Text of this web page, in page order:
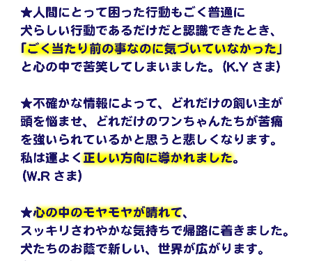
犬たちからのメッセージ
今までは犬の行動を強制することばかり
考えていましたが、行動にはメッセージ
感じることができるようになりました。
今までやめさせていた行動も、もっと見
せて！と思うようになりました。
「ありがとう」という気持ち
そんな風に犬たちによりそうようになっ
たら、周りの人に「ありがとう」という
気持ちが増えて、主人との関係や友だち
なかったことが情けなくて、恥ずかしく
なりました。どうしたら幸せになれるだ
ろう、というのが受講中の大きなテーマ
愛犬を描きたい！
幸せになりたいと思いながら受講してい
たら、愛犬に対する思いがわーっとあふ
れてきて「愛犬を描きたい」と思いまし
た。それで無心にパステルで愛犬を描い
たのが、現在のパステルアーティストと
しての活動につながりました。愛犬を描